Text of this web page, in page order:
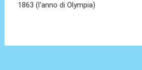
1863 (l'anno di Olympia)